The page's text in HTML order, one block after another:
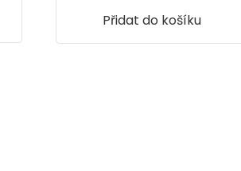
Přidat do košíku